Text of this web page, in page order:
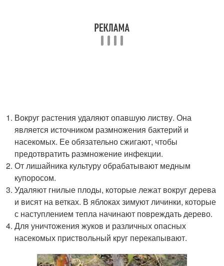
Вокруг растения удаляют опавшую листву. Она
является источником размножения бактерий и
насекомых. Ее обязательно сжигают, чтобы
предотвратить размножение инфекции.
От лишайника культуру обрабатывают медным
купоросом.
Удаляют гнилые плоды, которые лежат вокруг дерева
и висят на ветках. В яблоках зимуют личинки, которые
с наступлением тепла начинают повреждать дерево.
Для уничтожения жуков и различных опасных
насекомых приствольный круг перекапывают.